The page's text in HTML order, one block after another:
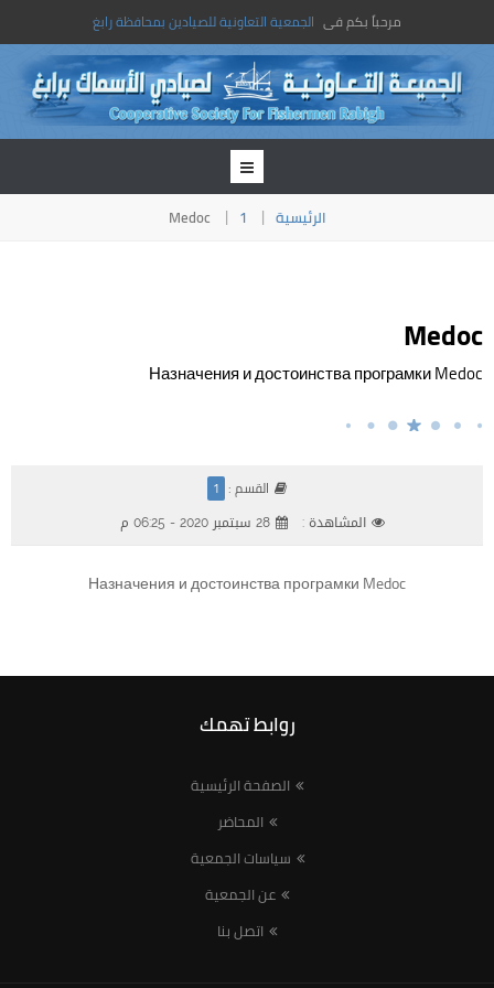
مرحباً بكم فى الجمعية التعاونية للصيادين بمحافظة رابغ
الرئيسية 1
Medoc
Medoc
Назначения и достоинства програмки Medoc
القسم : 1
المشاهدة : 28 سبتمبر 2020 - 06:25 م
Назначения и достоинства програмки Medoc
روابط تهمك
الصفحة الرئيسية
المحاضر
سياسات الجمعية
عن الجمعية
اتصل بنا